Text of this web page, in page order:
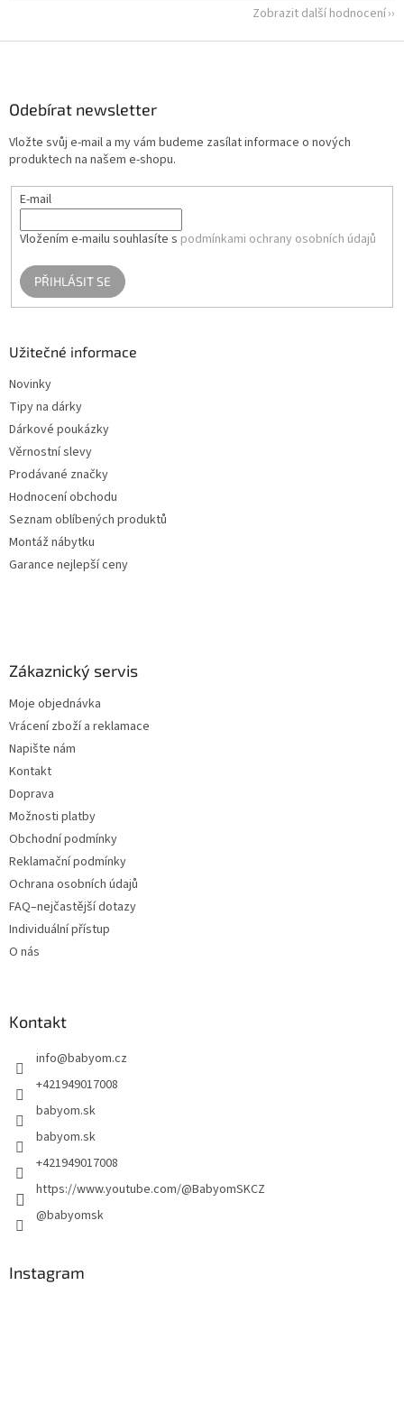
Zobrazit další hodnocení
Odebírat newsletter
Vložte svůj e-mail a my vám budeme zasílat informace o nových
produktech na našem e-shopu.
E-mail
Vložením e-mailu souhlasíte s podmínkami ochrany osobních údajů
PŘIHLÁSIT SE
Užitečné informace
Novinky
Tipy na dárky
Dárkové poukázky
Věrnostní slevy
Prodávané značky
Hodnocení obchodu
Seznam oblíbených produktů
Montáž nábytku
Garance nejlepší ceny
Zákaznický servis
Moje objednávka
Vrácení zboží a reklamace
Napište nám
Kontakt
Doprava
Možnosti platby
Obchodní podmínky
Reklamační podmínky
Ochrana osobních údajů
FAQ–nejčastější dotazy
Individuální přístup
O nás
Kontakt
info@babyom.cz
+421949017008
babyom.sk
babyom.sk
+421949017008
https://www.youtube.com/@BabyomSKCZ
@babyomsk
Instagram